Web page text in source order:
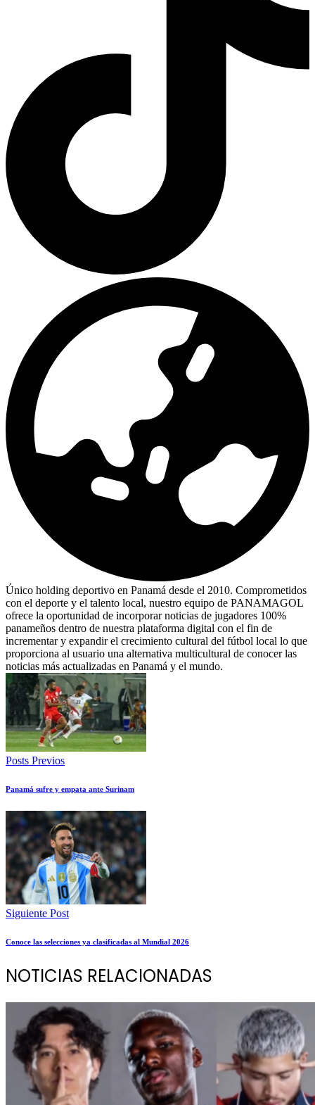
Único holding deportivo en Panamá desde el 2010. Comprometidos
con el deporte y el talento local, nuestro equipo de PANAMAGOL
ofrece la oportunidad de incorporar noticias de jugadores 100%
panameños dentro de nuestra plataforma digital con el fin de
incrementar y expandir el crecimiento cultural del fútbol local lo que
proporciona al usuario una alternativa multicultural de conocer las
noticias más actualizadas en Panamá y el mundo.
Posts Previos
Panamá sufre y empata ante Surinam
Siguiente Post
Conoce las selecciones ya clasificadas al Mundial 2026
NOTICIAS RELACIONADAS